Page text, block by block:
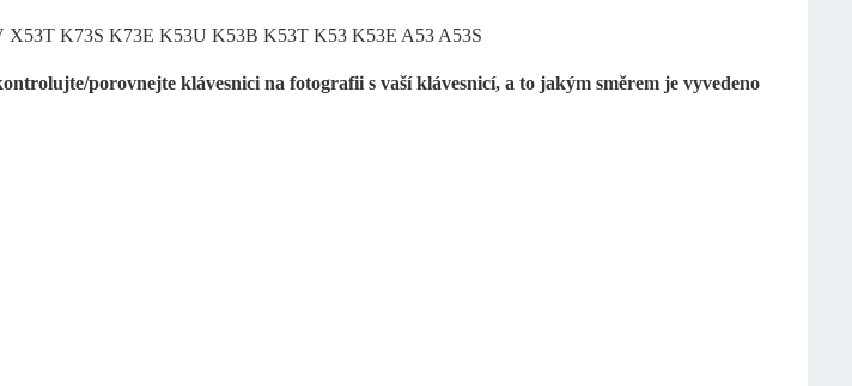
X53T K73S K73E K53U K53B K53T K53 K53E A53 A53S
porovnejte klávesnici na fotografii s vaší klávesnicí, a to jakým směrem je vyvedeno